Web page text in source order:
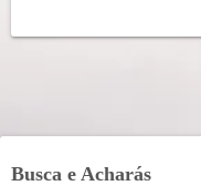
Busca e Acharás